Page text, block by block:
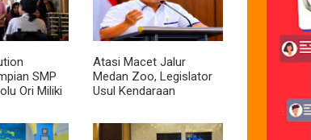
SMP
Ori Miliki
Atasi Macet Jalur
Medan Zoo, Legislator
Usul Kendaraan
Jalur Royal Sumatera